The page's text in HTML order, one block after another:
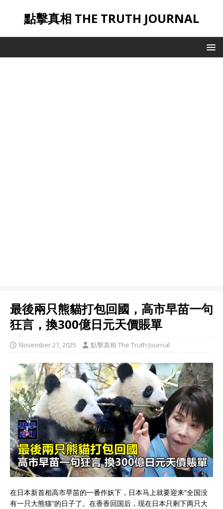
點擊真相 THE TRUTH JOURNAL
最後兩只熊貓打包回國，高市早苗一句
狂言，換300億日元天價賬單
November 21, 2025 點擊真相 The Truth Journal
在日本新首相高市早苗的一番作妖下，日本马上就要迎来“全国没
有一只大熊猫”的日子了。在香香回国后，现在日本只剩下两只大